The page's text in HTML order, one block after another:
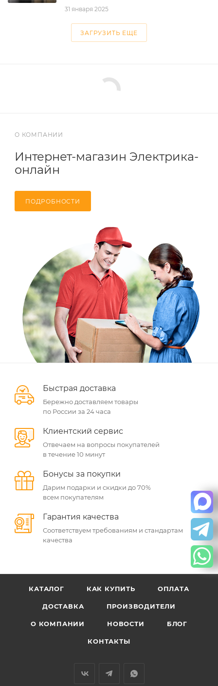
31 января 2025
ЗАГРУЗИТЬ ЕЩЕ
О КОМПАНИИ
Интернет-магазин Электрика-
онлайн
ПОДРОБНОСТИ
Быстрая доставка
Бережно доставляем товары
по России за 24 часа
Клиентский сервис
Отвечаем на вопросы покупателей
в течение 10 минут
Бонусы за покупки
Дарим подарки и скидки до 70%
всем покупателям
Гарантия качества
Соответствуем требованиям и стандартам
качества
КАТАЛОГ КАК КУПИТЬ ОПЛАТА
ДОСТАВКА ПРОИЗВОДИТЕЛИ
О КОМПАНИИ НОВОСТИ БЛОГ
КОНТАКТЫ